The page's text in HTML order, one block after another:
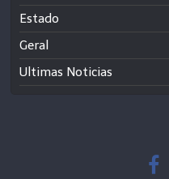
Estado
Geral
Ultimas Noticias